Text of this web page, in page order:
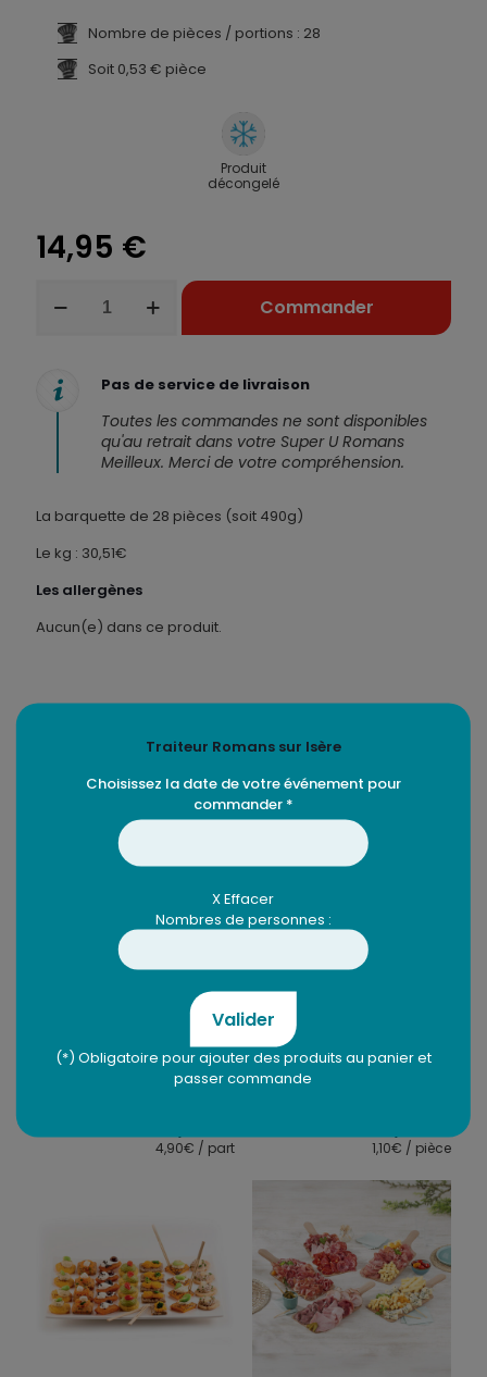
Nombre de pièces / portions : 28
Soit 0,53 € pièce
Produit
décongelé
14,95 €
Commander
Pas de service de livraison
Toutes les commandes ne sont disponibles
qu'au retrait dans votre Super U Romans
Meilleux. Merci de votre compréhension.
La barquette de 28 pièces (soit 490g)
Le kg : 30,51€
Les allergènes
Aucun(e) dans ce produit.
Buffet campagnard
Dispo en 3j
4,90€ / part
Briochettes au
saumon – 20 pièces
1,10€ / pièce
Traiteur Romans sur Isère
Choisissez la date de votre événement pour
commander *
X Effacer
Nombres de personnes :
Valider
(*) Obligatoire pour ajouter des produits au panier et
passer commande